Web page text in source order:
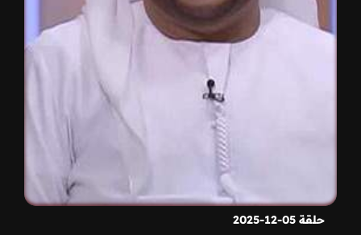
حلقة 05-12-2025